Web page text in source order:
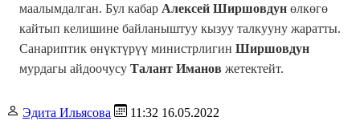
маалымдалган. Бул кабар Алексей Ширшовдун өлкөгө
кайтып келишине байланыштуу кызуу талкууну жаратты.
Санариптик өнүктүрүү министрлигин Ширшовдун
мурдагы айдоочусу Талант Иманов жетектейт.
Эдита Ильясова 11:32 16.05.2022